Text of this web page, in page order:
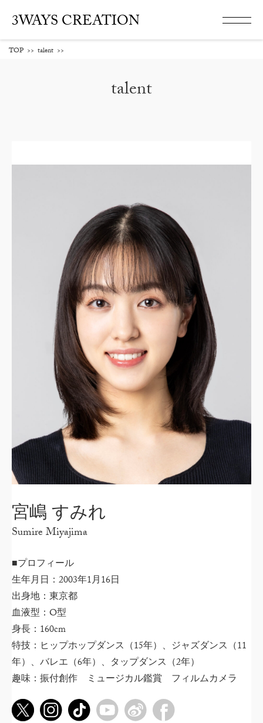
3WAYS CREATION
TOP >> talent >>
talent
宮嶋 すみれ
Sumire Miyajima
■プロフィール
生年月日：2003年1月16日
出身地：東京都
血液型：O型
身長：160cm
特技：ヒップホップダンス（15年）、ジャズダンス（11
年）、バレエ（6年）、タップダンス（2年）
趣味：振付創作 ミュージカル鑑賞 フィルムカメラ